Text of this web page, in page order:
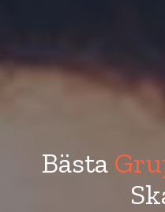
Bästa